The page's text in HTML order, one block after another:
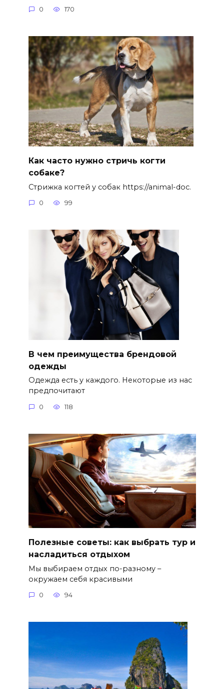
0 170
Как часто нужно стричь когти
собаке?
Стрижка когтей у собак https://animal-doc.
0 99
В чем преимущества брендовой
одежды
Одежда есть у каждого. Некоторые из нас
предпочитают
0 118
Полезные советы: как выбрать тур и
насладиться отдыхом
Мы выбираем отдых по-разному –
окружаем себя красивыми
0 94